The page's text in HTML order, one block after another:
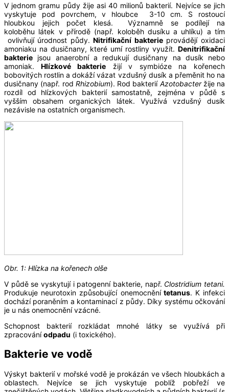
V jednom gramu půdy žije asi 40 milionů bakterií. Nejvíce se jich
vyskytuje pod povrchem, v hloubce 3-10 cm. S rostoucí
hloubkou jejich počet klesá. Významně se podílejí na
koloběhu látek v přírodě (např. koloběh dusíku a uhlíku) a tím
ovlivňují úrodnost půdy.Nitrifikační bakterieprovádějí oxidaci
amoniaku na dusičnany, které umí rostliny využít. Denitrifikační
bakterie jsou anaerobní a redukují dusičnany na dusík nebo
amoniak. Hlízkové bakterie žijí v symbióze na kořenech
bobovitých rostlin a dokáží vázat vzdušný dusík a přeměnit ho na
dusičnany (např. rod Rhizobium). Rod bakterií Azotobacter žije na
rozdíl od hlízkových bakterií samostatně, zejména v půdě s
vyšším obsahem organických látek. Využívá vzdušný dusík
nezávisle na ostatních organismech.
Obr. 1: Hlízka na kořenech olše
V půdě se vyskytují i patogenní bakterie, např. Clostridium tetani.
Produkuje neurotoxin způsobující onemocněnítetanus. K infekci
dochází poraněním a kontaminací z půdy. Díky systému očkování
je u nás onemocnění vzácné.
Schopnost bakterií rozkládat mnohé látky se využívá při
zpracováníodpadu (i toxického).
Bakterie ve vodě
Výskyt bakterií v mořské vodě je prokázán ve všech hloubkách a
oblastech. Nejvíce se jich vyskytuje poblíž pobřeží ve